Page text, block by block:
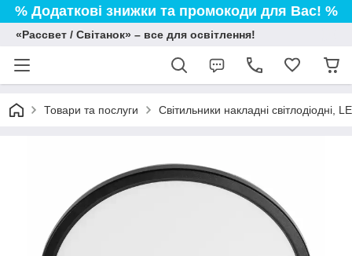
% Додаткові знижки та промокоди для Вас! %
«Рассвет / Світанок» – все для освітлення!
Товари та послуги Світильники накладні світлодіодні,